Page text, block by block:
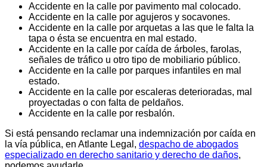
Accidente en la calle por pavimento mal colocado.
Accidente en la calle por agujeros y socavones.
Accidente en la calle por arquetas a las que le falta la
tapa o ésta se encuentra en mal estado.
Accidente en la calle por caída de árboles, farolas,
señales de tráfico u otro tipo de mobiliario público.
Accidente en la calle por parques infantiles en mal
estado.
Accidente en la calle por escaleras deterioradas, mal
proyectadas o con falta de peldaños.
Accidente en la calle por resbalón.
Si está pensando reclamar una indemnización por caída en
la vía pública, en Atlante Legal, despacho de abogados
especializado en derecho sanitario y derecho de daños,